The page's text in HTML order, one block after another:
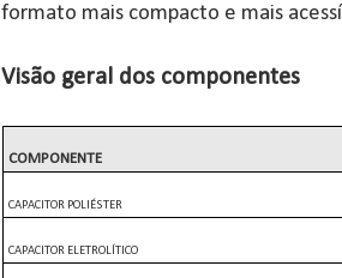
formato mais compacto e mais
Visão geral dos componentes
COMPONENTE
CAPACITOR POLIÉSTER
CAPACITOR ELETROLÍTICO